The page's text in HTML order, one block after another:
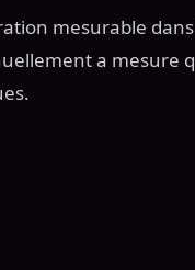
mesurable
a mesure